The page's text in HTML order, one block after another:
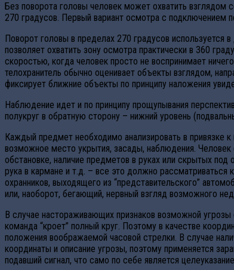
Без поворота головы человек может охватить взглядом
270 градусов. Первый вариант осмотpa с подключением
Поворот головы в пределах 270 градусов используется
позволяет охватить зону осмотра практически в 360
скоростью, когда человек просто не воспринимает
телохранитель обычно оценивает объекты взглядом,
фиксирует ближние объекты по принципу наложения
Наблюдение идет и по принципу прощупывания
полукруг в обратную сторону – нижний уровень
Каждый предмет необходимо анализировать в привязке
возможное место укрытия, засады, наблюдения. Человек
обстановке, наличие предметов в руках или скрытых
рука в кармане и т.д. – все это должно рассматриваться
охранников, выходящего из “представительского”
или, наоборот, бегающий, нервный взгляд возможного
В случае настораживающих признаков возможной угрозы
команда “кроет” полный круг. Поэтому в качестве
положения воображаемой часовой стрелки. В случае
координаты и описание угрозы, поэтому применяется
подавший сигнал, что само по себе является